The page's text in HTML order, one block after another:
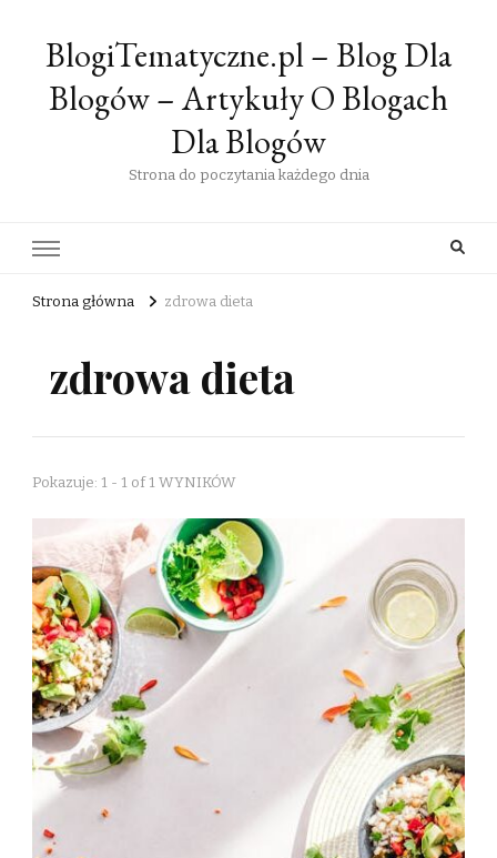
BlogiTematyczne.pl – Blog Dla
Blogów – Artykuły O Blogach
Dla Blogów
Strona do poczytania każdego dnia
Strona główna zdrowa dieta
zdrowa dieta
Pokazuje: 1 - 1 of 1 WYNIKÓW